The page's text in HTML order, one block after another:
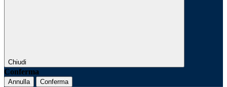
Chiudi
Conferma
Annulla Conferma